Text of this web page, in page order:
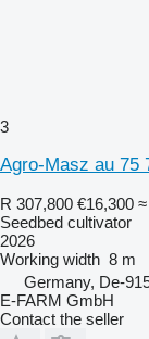
3
Agro-Masz au 75
R 307,800 €16,300
Seedbed cultivator
2026
Working width 8 m
Germany, De-
E-FARM GmbH
Contact the seller